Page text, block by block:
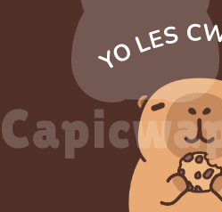
YO LES